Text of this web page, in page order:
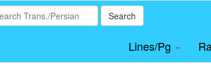
Search
Lines/Pg